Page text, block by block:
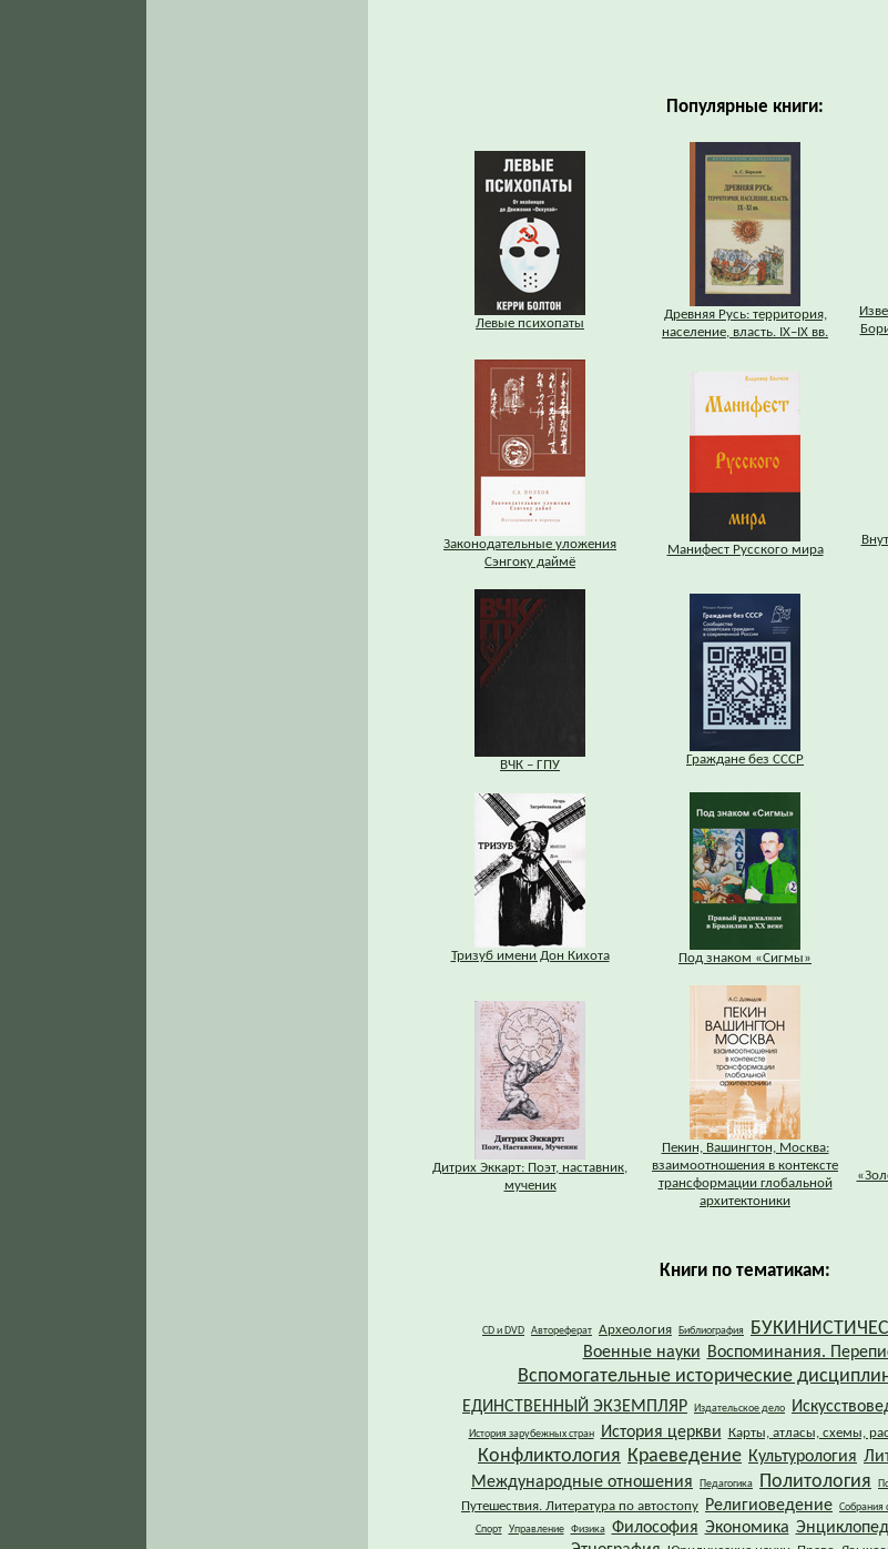
Популярные книги:
Левые психопаты
Древняя Русь: территория,
население, власть. IХ–IХ вв.
Законодательные уложения
Сэнгоку даймё
Манифест Русского мира
ВЧК – ГПУ Граждане без СССР
Тризуб имени Дон Кихота Под знаком «Сигмы»
Дитрих Эккарт: Поэт, наставник,
мученик
Пекин, Вашингтон, Москва:
взаимоотношения в контексте
трансформации глобальной
архитектоники
Книги по тематикам:
CD и DVD Автореферат Археология Библиография
Военные науки Воспоминания.
Вспомогательные исторические
ЕДИНСТВЕННЫЙ ЭКЗЕМПЛЯР Издательское дело
История зарубежных стран История церкви Карты, атласы, схемы,
Конфликтология Краеведение Культурология
Международные отношения
Педагогика Политология
Путешествия. Литература по автостопу
Религиоведение Собрания
Спорт Управление Физика Философия Экономика